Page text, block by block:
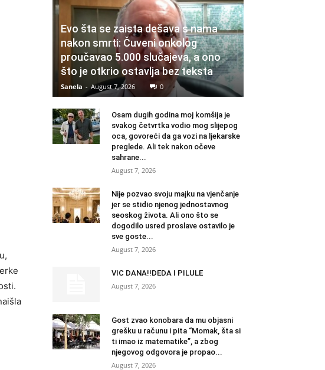
Evo šta se zaista dešava s nama
nakon smrti: Čuveni onkolog
proučavao 5.000 slučajeva, a ono
što je otkrio ostavlja bez teksta
Sanela - August 7, 2026 0
Osam dugih godina moj komšija je
svakog četvrtka vodio mog slijepog
oca, govoreći da ga vozi na ljekarske
preglede. Ali tek nakon očeve
sahrane...
August 7, 2026
Nije pozvao svoju majku na vjenčanje
jer se stidio njenog jednostavnog
seoskog života. Ali ono što se
dogodilo usred proslave ostavilo je
sve goste...
August 7, 2026
VIC DANA!!DEDA I PILULE
August 7, 2026
Gost zvao konobara da mu objasni
grešku u računu i pita “Momak, šta si
ti imao iz matematike”, a zbog
njegovog odgovora je propao...
August 7, 2026